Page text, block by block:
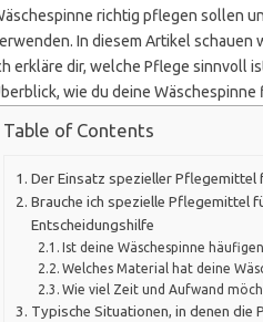
richtig pflegen sollen
In diesem Artikel schauen
erkläre dir, welche Pflege sinnvoll
wie du deine
Table of Contents
Der Einsatz spezieller Pflegemittel
Brauche ich spezielle Pflegemittel
Entscheidungshilfe
Ist deine Wäschespinne
Welches Material hat deine
Wie viel Zeit und Aufwand
Typische Situationen, in denen die